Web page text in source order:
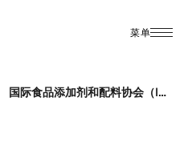
菜单
国际食品添加剂和配料协会（IFRA）就更新安全使用计划发起咨询